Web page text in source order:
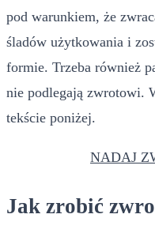
pod warunkiem, że
śladów użytkowania i
formie. Trzeba również
nie podlegają zwrotowi.
tekście poniżej.
NADAJ
Jak zrobić